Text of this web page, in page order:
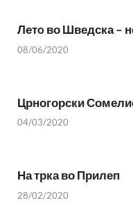
Летo во Шведска –
08/06/2020
Црногорски
04/03/2020
На трка во Прилеп
28/02/2020